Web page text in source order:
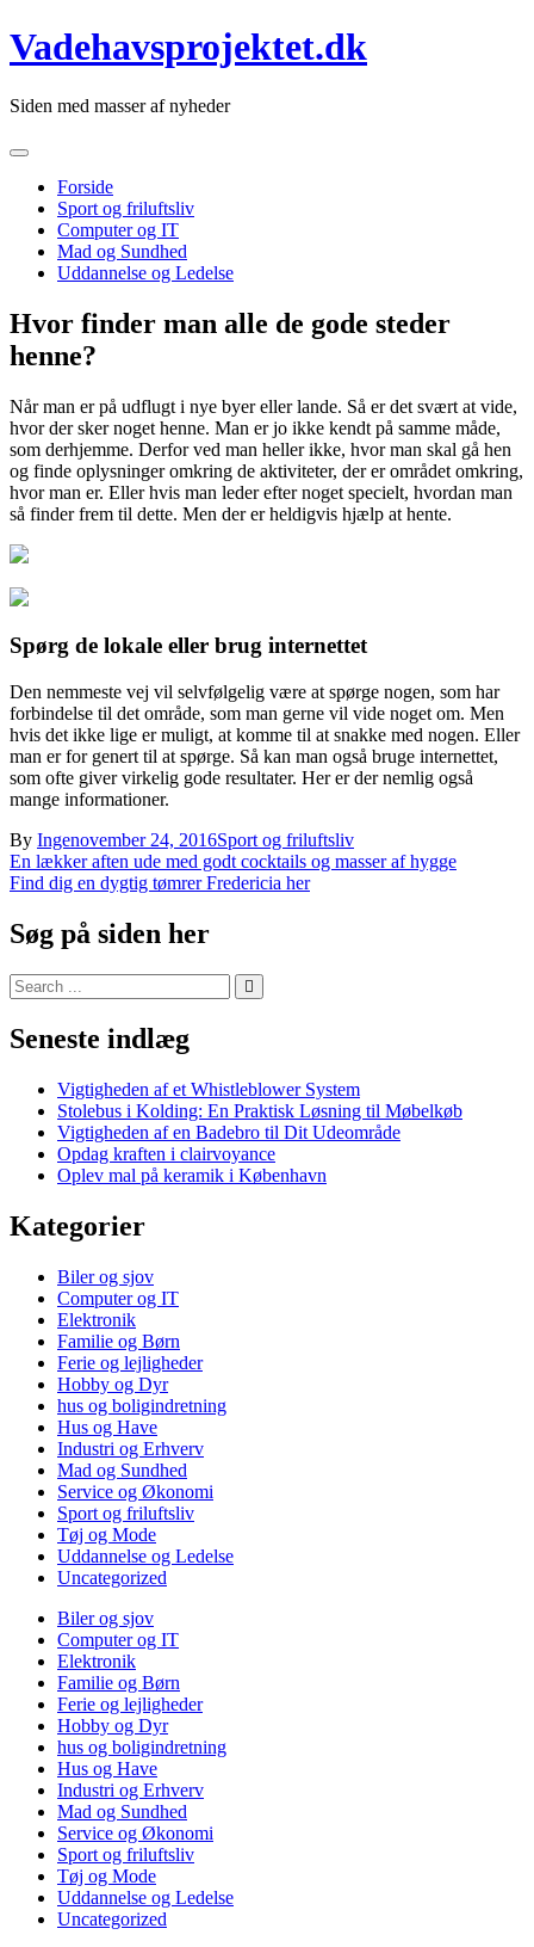
Skip
to
Vadehavsprojektet.dk
Siden med masser af nyheder
Forside
Sport og friluftsliv
Computer og IT
Mad og Sundhed
Uddannelse og Ledelse
Hvor finder man alle de gode steder
henne?
Når man er på udflugt i nye byer eller lande. Så er det svært at vide,
hvor der sker noget henne. Man er jo ikke kendt på samme måde,
som derhjemme. Derfor ved man heller ikke, hvor man skal gå hen
og finde oplysninger omkring de aktiviteter, der er området omkring,
hvor man er. Eller hvis man leder efter noget specielt, hvordan man
så finder frem til dette. Men der er heldigvis hjælp at hente.
Spørg de lokale eller brug internettet
Den nemmeste vej vil selvfølgelig være at spørge nogen, som har
forbindelse til det område, som man gerne vil vide noget om. Men
hvis det ikke lige er muligt, at komme til at snakke med nogen. Eller
man er for genert til at spørge. Så kan man også bruge internettet,
som ofte giver virkelig gode resultater. Her er der nemlig også
mange informationer.
By Ingenovember 24, 2016Sport og friluftsliv
Indlægsnavigation
En lækker aften ude med godt cocktails og masser af hygge
Find dig en dygtig tømrer Fredericia her
Søg på siden her
Search
for:
Seneste indlæg
Vigtigheden af et Whistleblower System
Stolebus i Kolding: En Praktisk Løsning til Møbelkøb
Vigtigheden af en Badebro til Dit Udeområde
Opdag kraften i clairvoyance
Oplev mal på keramik i København
Kategorier
Biler og sjov
Computer og IT
Elektronik
Familie og Børn
Ferie og lejligheder
Hobby og Dyr
hus og boligindretning
Hus og Have
Industri og Erhverv
Mad og Sundhed
Service og Økonomi
Sport og friluftsliv
Tøj og Mode
Uddannelse og Ledelse
Uncategorized
Biler og sjov
Computer og IT
Elektronik
Familie og Børn
Ferie og lejligheder
Hobby og Dyr
hus og boligindretning
Hus og Have
Industri og Erhverv
Mad og Sundhed
Service og Økonomi
Sport og friluftsliv
Tøj og Mode
Uddannelse og Ledelse
Uncategorized